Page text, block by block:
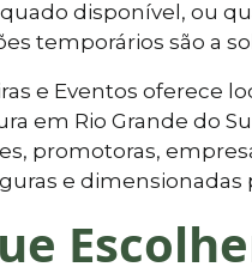
disponível, ou
temporários são a
e Eventos oferece
em Rio Grande do
promotoras,
e dimensionadas